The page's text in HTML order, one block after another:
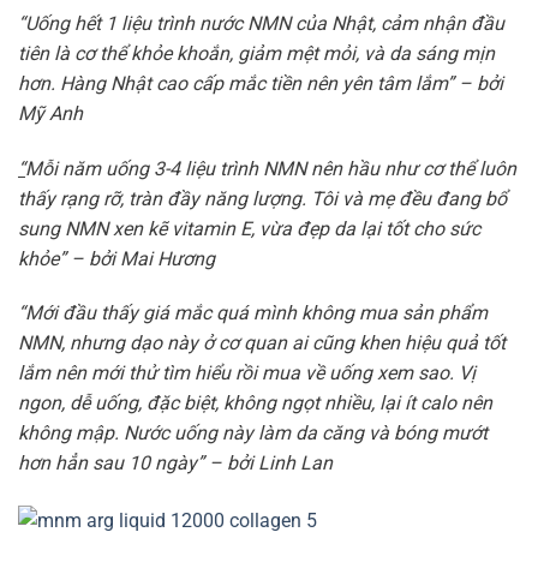
“Uống hết 1 liệu trình nước NMN của Nhật, cảm nhận đầu
tiên là cơ thể khỏe khoắn, giảm mệt mỏi, và da sáng mịn
hơn. Hàng Nhật cao cấp mắc tiền nên yên tâm lắm” – bởi
Mỹ Anh
“Mỗi năm uống 3-4 liệu trình NMN nên hầu như cơ thể luôn
thấy rạng rỡ, tràn đầy năng lượng. Tôi và mẹ đều đang bổ
sung NMN xen kẽ vitamin E, vừa đẹp da lại tốt cho sức
khỏe” – bởi Mai Hương
“Mới đầu thấy giá mắc quá mình không mua sản phẩm
NMN, nhưng dạo này ở cơ quan ai cũng khen hiệu quả tốt
lắm nên mới thử tìm hiểu rồi mua về uống xem sao. Vị
ngon, dễ uống, đặc biệt, không ngọt nhiều, lại ít calo nên
không mập. Nước uống này làm da căng và bóng mướt
hơn hẳn sau 10 ngày” – bởi Linh Lan